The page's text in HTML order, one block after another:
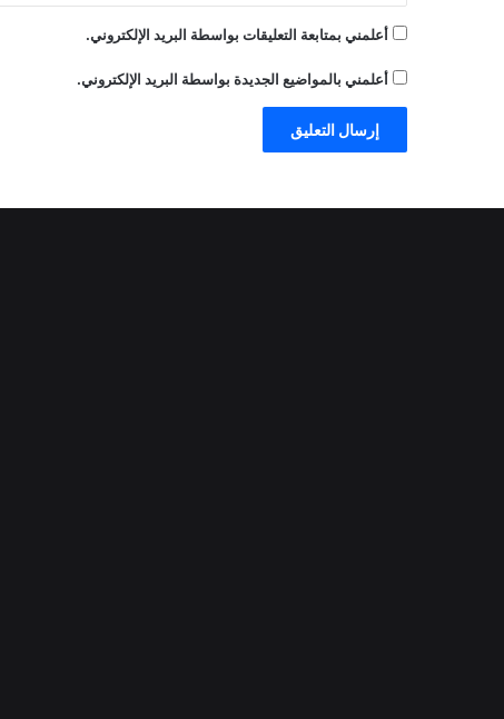
أعلمني بمتابعة التعليقات بواسطة البريد الإلكتروني.
أعلمني بالمواضيع الجديدة بواسطة البريد الإلكتروني.